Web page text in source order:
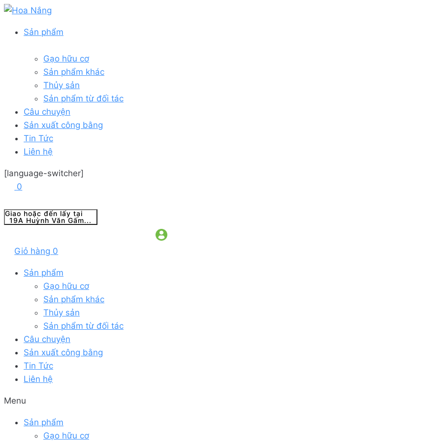
Sản phẩm
Gạo hữu cơ
Sản phẩm khác
Thủy sản
Sản phẩm từ đối tác
Câu chuyện
Sản xuất công bằng
Tin Tức
Liên hệ
[language-switcher]
0
Giao hoặc đến lấy tại
19A Huỳnh Văn Gấm...
Giỏ hàng 0
Sản phẩm
Gạo hữu cơ
Sản phẩm khác
Thủy sản
Sản phẩm từ đối tác
Câu chuyện
Sản xuất công bằng
Tin Tức
Liên hệ
Menu
Sản phẩm
Gạo hữu cơ